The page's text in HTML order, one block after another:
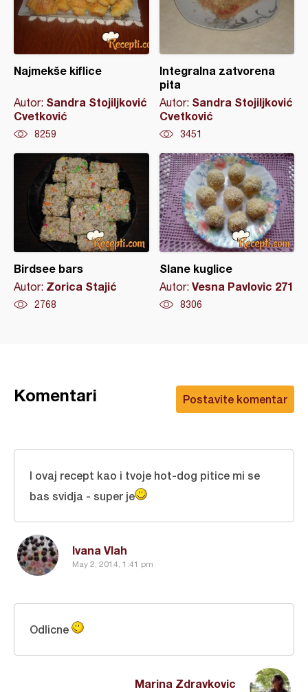
Najmekše kiflice
Autor: Sandra Stojiljković
Cvetković
8259
Integralna zatvorena
pita
Autor: Sandra Stojiljković
Cvetković
3451
Birdsee bars
Autor: Zorica Stajić
2768
Slane kuglice
Autor: Vesna Pavlovic 271
8306
Postavite komentar
Komentari
Ivana Vlah
May 2, 2014, 1:41 pm
I ovaj recept kao i tvoje hot-dog pitice mi se
bas svidja - super je
Marina Zdravkovic
Odlicne